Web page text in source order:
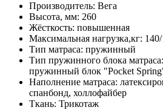
13,225
–
25,760
руб.
Производитель: Вега
Высота, мм: 260
Жёсткость: повышенная
Максимальная нагрузка,кг:
Тип матраса: пружинный
Тип пружинного блока матраса:
пружинный блок "Pocket
Наполнение матраса:
спанбонд, холлофайбер
Ткань: Трикотаж